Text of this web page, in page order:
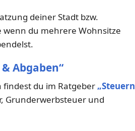
deiner Stadt bzw.
wenn du mehrere Wohnsitze
Abgaben“
du im Ratgeber„Steuern
Grunderwerbsteuer und